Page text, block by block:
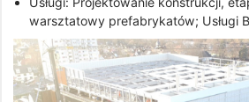
warsztatowy prefabrykatów; Usługi